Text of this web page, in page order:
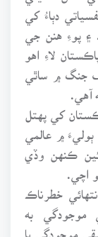
دٻاءُ کي
۽ پوءِ هنن جي
لاءِ اهو
جنگ ۾ ساٿي
آهي.
کي پهتل
ٻوليءَ ۾ عالمي
ڪنهن وڏي
اچي.
خطرناڪ
موجودگي به
موجودگي يا